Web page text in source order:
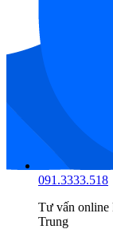
Kim Quốc Tiến
Đặt Bàn Trắng
ra, Kim Quốc
bị vệ sinh
cao
cùng nhiều ưu
lựa chọn các loại
để được tư vấn
085.7777.516
Tư vấn online
Nam